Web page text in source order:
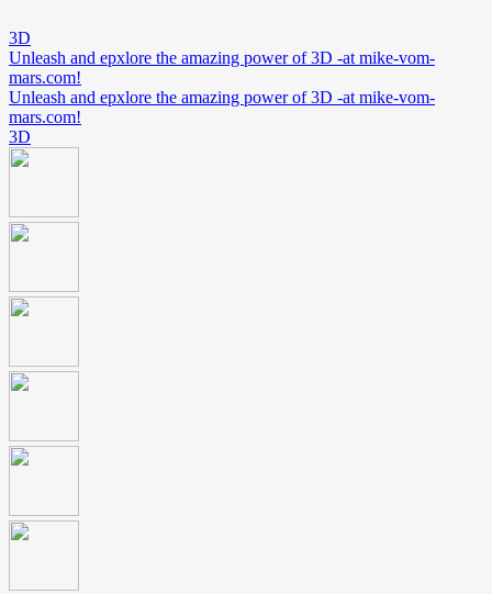
3D
Unleash and epxlore the amazing power of 3D -at mike-vom-
mars.com!
Unleash and epxlore the amazing power of 3D -at mike-vom-
mars.com!
3D